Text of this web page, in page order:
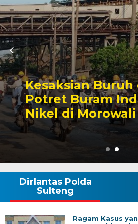
Sengketa
Tambang yang
Karier Politik
Dirlantas Polda
Sulteng
Ragam Kasus